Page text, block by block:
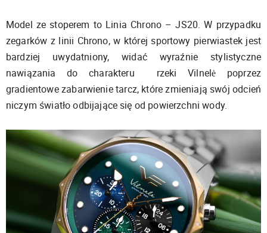
Model ze stoperem to Linia Chrono – JS20. W przypadku
zegarków z linii Chrono, w której sportowy pierwiastek jest
bardziej uwydatniony, widać wyraźnie stylistyczne
nawiązania do charakteru rzeki Vilnelė poprzez
gradientowe zabarwienie tarcz, które zmieniają swój odcień
niczym światło odbijające się od powierzchni wody.